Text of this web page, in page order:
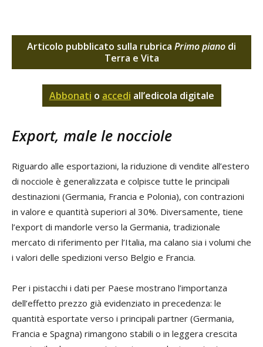
Articolo pubblicato sulla rubrica Primo piano di
Terra e Vita
Abbonati o accedi all’edicola digitale
Export, male le nocciole
Riguardo alle esportazioni, la riduzione di vendite all’estero
di nocciole è generalizzata e colpisce tutte le principali
destinazioni (Germania, Francia e Polonia), con contrazioni
in valore e quantità superiori al 30%. Diversamente, tiene
l’export di mandorle verso la Germania, tradizionale
mercato di riferimento per l’Italia, ma calano sia i volumi che
i valori delle spedizioni verso Belgio e Francia.
Per i pistacchi i dati per Paese mostrano l’importanza
dell’effetto prezzo già evidenziato in precedenza: le
quantità esportate verso i principali partner (Germania,
Francia e Spagna) rimangono stabili o in leggera crescita